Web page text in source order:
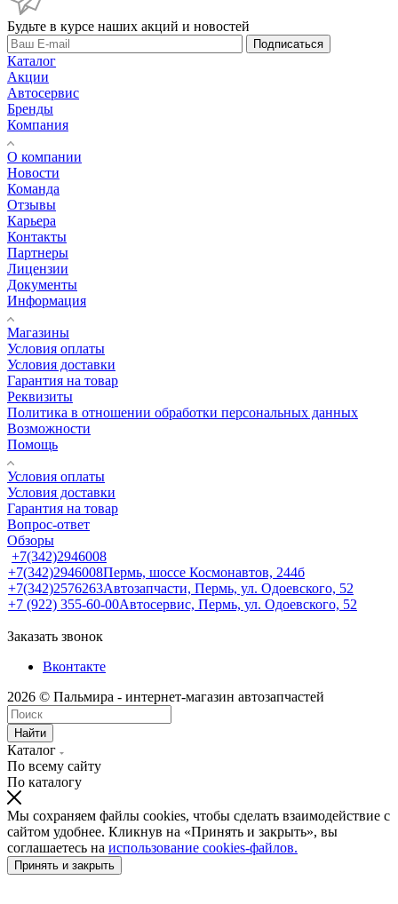
Будьте в курсе наших акций и новостей
Подписаться
Каталог
Акции
Автосервис
Бренды
Компания
О компании
Новости
Команда
Отзывы
Карьера
Контакты
Партнеры
Лицензии
Документы
Информация
Магазины
Условия оплаты
Условия доставки
Гарантия на товар
Реквизиты
Политика в отношении обработки персональных данных
Возможности
Помощь
Условия оплаты
Условия доставки
Гарантия на товар
Вопрос-ответ
Обзоры
+7(342)2946008
+7(342)2946008Пермь, шоссе Космонавтов, 244б
+7(342)2576263Автозапчасти, Пермь, ул. Одоевского, 52
+7 (922) 355-60-00Автосервис, Пермь, ул. Одоевского, 52
Заказать звонок
Вконтакте
2026 © Пальмира - интернет-магазин автозапчастей
Найти
Каталог
По всему сайту
По каталогу
Мы сохраняем файлы cookies, чтобы сделать взаимодействие с
сайтом удобнее. Кликнув на «Принять и закрыть», вы
соглашаетесь на использование cookies-файлов.
Принять и закрыть